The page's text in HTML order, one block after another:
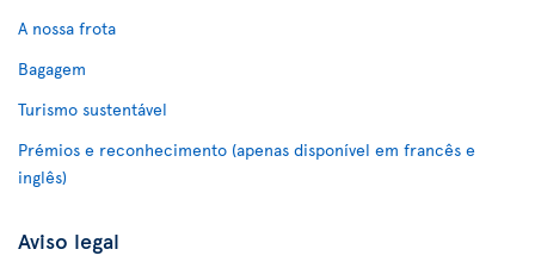
A nossa frota
Bagagem
Turismo sustentável
Prémios e reconhecimento (apenas disponível em francês e
inglês)
Aviso legal